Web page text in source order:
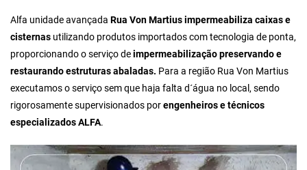
Alfa unidade avançada Rua Von Martius impermeabiliza caixas e
cisternas utilizando produtos importados com tecnologia de ponta,
proporcionando o serviço deimpermeabilização preservando e
restaurando estruturas abaladas. Para a região Rua Von Martius
executamos o serviço sem que haja falta d´água no local, sendo
rigorosamente supervisionados porengenheiros e técnicos
especializados ALFA.